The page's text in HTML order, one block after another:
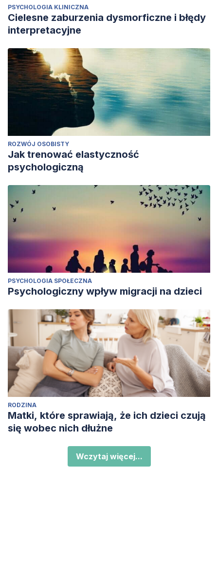
PSYCHOLOGIA KLINICZNA
Cielesne zaburzenia dysmorficzne i błędy
interpretacyjne
ROZWÓJ OSOBISTY
Jak trenować elastyczność
psychologiczną
PSYCHOLOGIA SPOŁECZNA
Psychologiczny wpływ migracji na dzieci
RODZINA
Matki, które sprawiają, że ich dzieci czują
się wobec nich dłużne
Wczytaj więcej...